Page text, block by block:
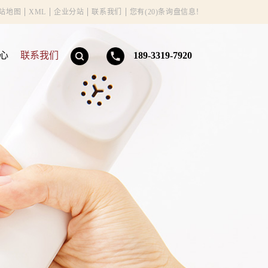
地图 XML 企业分站 联系我们 您有(20)条询盘信息！
联系我们 189-3319-7920